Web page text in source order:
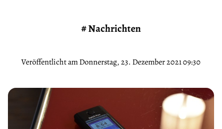
#Nachrichten
Veröffentlicht am Donnerstag, 23. Dezember 2021 09:30